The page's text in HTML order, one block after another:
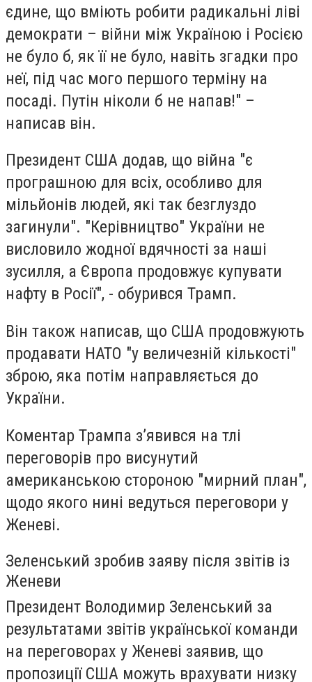
єдине, що вміють робити радикальні ліві
демократи – війни між Україною і Росією
не було б, як її не було, навіть згадки про
неї, під час мого першого терміну на
посаді. Путін ніколи б не напав!" –
написав він.
Президент США додав, що війна "є
програшною для всіх, особливо для
мільйонів людей, які так безглуздо
загинули". "Керівництво" України не
висловило жодної вдячності за наші
зусилля, а Європа продовжує купувати
нафту в Росії", - обурився Трамп.
Він також написав, що США продовжують
продавати НАТО "у величезній кількості"
зброю, яка потім направляється до
України.
Коментар Трампа зʼявився на тлі
переговорів про висунутий
американською стороною "мирний план",
щодо якого нині ведуться переговори у
Женеві.
Зеленський зробив заяву після звітів із
Женеви
Президент Володимир Зеленський за
результатами звітів української команди
на переговорах у Женеві заявив, що
пропозиції США можуть врахувати низку